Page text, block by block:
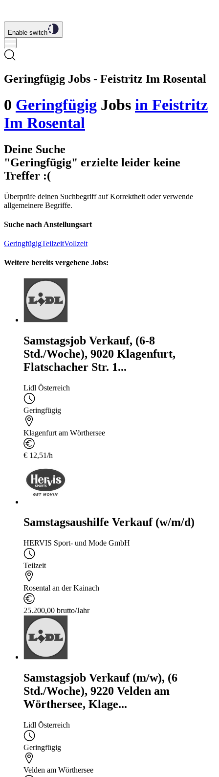
Enable switch
Geringfügig Jobs - Feistritz Im Rosental
0 Geringfügig Jobs in Feistritz
Im Rosental
Deine Suche
"Geringfügig" erzielte leider keine
Treffer :(
Überprüfe deinen Suchbegriff auf Korrektheit oder verwende
allgemeinere Begriffe.
Suche nach Anstellungsart
GeringfügigTeilzeitVollzeit
Weitere bereits vergebene Jobs:
Samstagsjob Verkauf, (6-8
Std./Woche), 9020 Klagenfurt,
Flatschacher Str. 1...
Lidl Österreich
Geringfügig
Klagenfurt am Wörthersee
€ 12,51/h
Samstagsaushilfe Verkauf (w/m/d)
HERVIS Sport- und Mode GmbH
Teilzeit
Rosental an der Kainach
25.200,00 brutto/Jahr
Samstagsjob Verkauf (m/w), (6
Std./Woche), 9220 Velden am
Wörthersee, Klage...
Lidl Österreich
Geringfügig
Velden am Wörthersee